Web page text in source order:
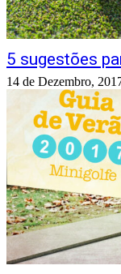
5 sugestões
14 de Dezembro,